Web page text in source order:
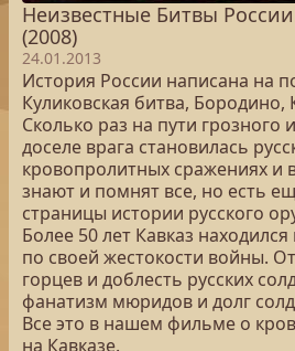
Неизвестные Битвы
(2008)
24.01.2013
История России написана на
Куликовская битва, Бородино,
Сколько раз на пути грозного
доселе врага становилась
кровопролитных сражениях и
знают и помнят все, но есть
страницы истории русского
Более 50 лет Кавказ
по своей жестокости войны.
горцев и доблесть русских
фанатизм мюридов и долг
Все это в нашем фильме о
на Кавказе.